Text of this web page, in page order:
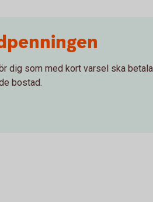
dig som med kort varsel ska betala
bostad.